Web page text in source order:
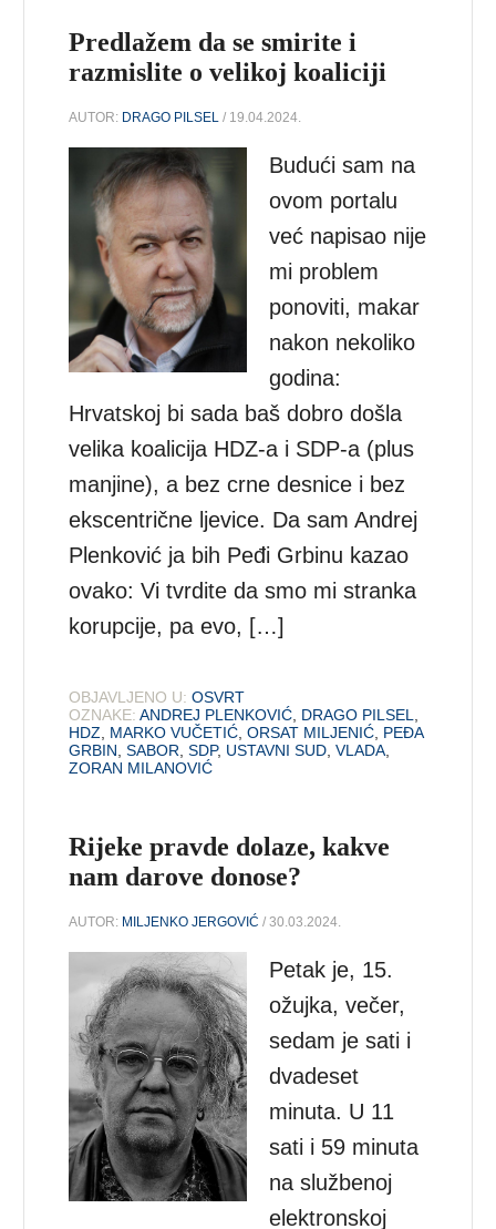
Predlažem da se smirite i
razmislite o velikoj koaliciji
AUTOR: DRAGO PILSEL / 19.04.2024.
Budući sam na
ovom portalu
već napisao nije
mi problem
ponoviti, makar
nakon nekoliko
godina:
Hrvatskoj bi sada baš dobro došla
velika koalicija HDZ-a i SDP-a (plus
manjine), a bez crne desnice i bez
ekscentrične ljevice. Da sam Andrej
Plenković ja bih Peđi Grbinu kazao
ovako: Vi tvrdite da smo mi stranka
korupcije, pa evo, […]
OBJAVLJENO U: OSVRT
OZNAKE: ANDREJ PLENKOVIĆ DRAGO PILSEL
HDZ
MARKO VUČETIĆ ,ORSAT MILJENIĆ PEĐA
GRBIN ,SABOR ,SDP, USTAVNI SUD ,VLADA
ZORAN MILANOVIĆ
Rijeke pravde dolaze, kakve
nam darove donose?
AUTOR: MILJENKO JERGOVIĆ / 30.03.2024.
Petak je, 15.
ožujka, večer,
sedam je sati i
dvadeset
minuta. U 11
sati i 59 minuta
na službenoj
elektronskoj